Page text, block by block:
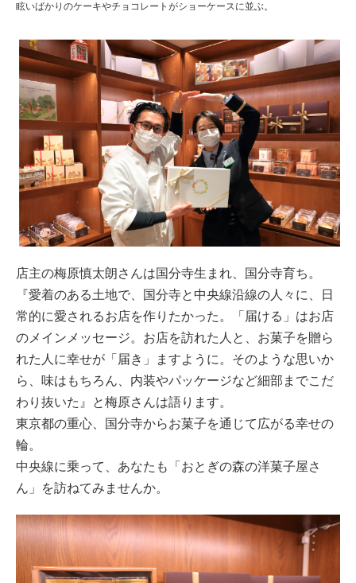
眩いばかりのケーキやチョコレートがショーケースに並ぶ。
店主の梅原慎太朗さんは国分寺生まれ、国分寺育ち。
『愛着のある土地で、国分寺と中央線沿線の人々に、日
常的に愛されるお店を作りたかった。「届ける」はお店
のメインメッセージ。お店を訪れた人と、お菓子を贈ら
れた人に幸せが「届き」ますように。そのような思いか
ら、味はもちろん、内装やパッケージなど細部までこだ
わり抜いた』と梅原さんは語ります。
東京都の重心、国分寺からお菓子を通じて広がる幸せの
輪。
中央線に乗って、あなたも「おとぎの森の洋菓子屋さ
ん」を訪ねてみませんか。